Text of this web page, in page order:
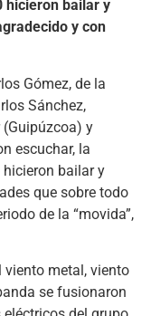
hicieron bailar y
y con
Gómez, de la
Sánchez,
(Guipúzcoa) y
escuchar, la
bailar y
que sobre todo
de la “movida”,
viento metal, viento
se fusionaron